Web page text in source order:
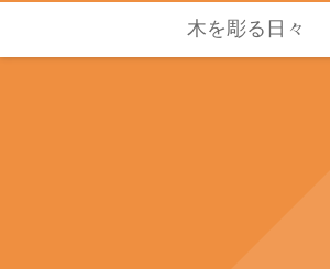
木を彫る日々